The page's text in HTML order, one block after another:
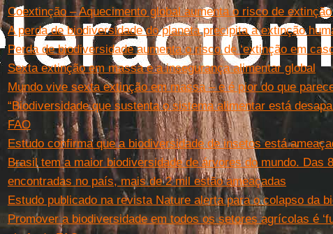
Coextinção – Aquecimento global aumenta o risco de extinção
A perda de biodiversidade do planeta precipita a extinção
Perda de biodiversidade aumenta o risco de ‘extinção em
Sexta extinção em massa e a insegurança alimentar global
Mundo vive sexta extinção em massa – e é pior do que
“Biodiversidade que sustenta o sistema alimentar está
FAO
Estudo confirma que a biodiversidade de insetos está
Brasil tem a maior biodiversidade de árvores do mundo. Das
encontradas no país, mais de 2 mil estão ameaçadas
Estudo publicado na revista Nature alerta para o colapso da
Promover a biodiversidade em todos os setores agrícolas é